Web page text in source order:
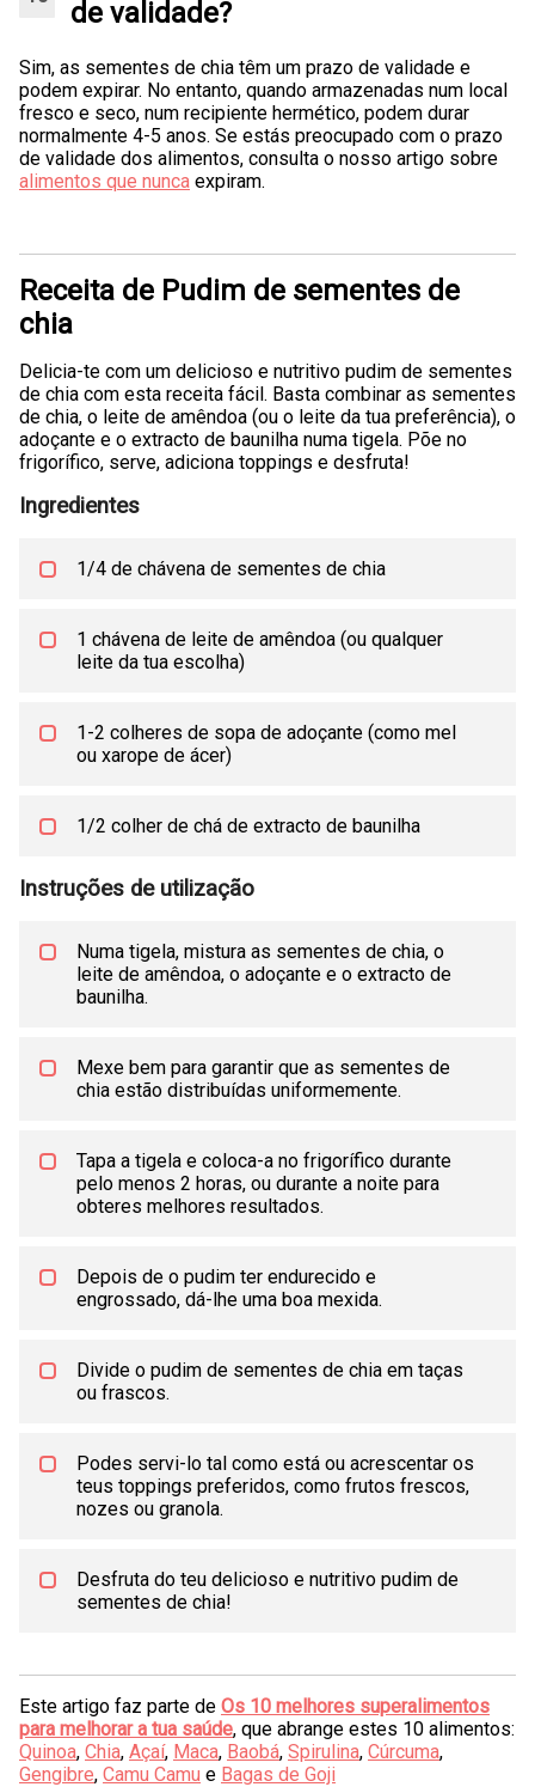
de validade?
Sim, as sementes de chia têm um prazo de validade e
podem expirar. No entanto, quando armazenadas num local
fresco e seco, num recipiente hermético, podem durar
normalmente 4-5 anos. Se estás preocupado com o prazo
de validade dos alimentos, consulta o nosso artigo sobre
alimentos que nunca expiram.
Receita de Pudim de sementes de
chia
Delicia-te com um delicioso e nutritivo pudim de sementes
de chia com esta receita fácil. Basta combinar as sementes
de chia, o leite de amêndoa (ou o leite da tua preferência), o
adoçante e o extracto de baunilha numa tigela. Põe no
frigorífico, serve, adiciona toppings e desfruta!
Ingredientes
1/4 de chávena de sementes de chia
1 chávena de leite de amêndoa (ou qualquer
leite da tua escolha)
1-2 colheres de sopa de adoçante (como mel
ou xarope de ácer)
1/2 colher de chá de extracto de baunilha
Instruções de utilização
Numa tigela, mistura as sementes de chia, o
leite de amêndoa, o adoçante e o extracto de
baunilha.
Mexe bem para garantir que as sementes de
chia estão distribuídas uniformemente.
Tapa a tigela e coloca-a no frigorífico durante
pelo menos 2 horas, ou durante a noite para
obteres melhores resultados.
Depois de o pudim ter endurecido e
engrossado, dá-lhe uma boa mexida.
Divide o pudim de sementes de chia em taças
ou frascos.
Podes servi-lo tal como está ou acrescentar os
teus toppings preferidos, como frutos frescos,
nozes ou granola.
Desfruta do teu delicioso e nutritivo pudim de
sementes de chia!
Este artigo faz parte de Os 10 melhores superalimentos
para melhorar a tua saúde, que abrange estes 10 alimentos:
Quinoa, Chia, Açaí, Maca, Baobá, Spirulina, Cúrcuma,
Gengibre, Camu Camu e Bagas de Goji